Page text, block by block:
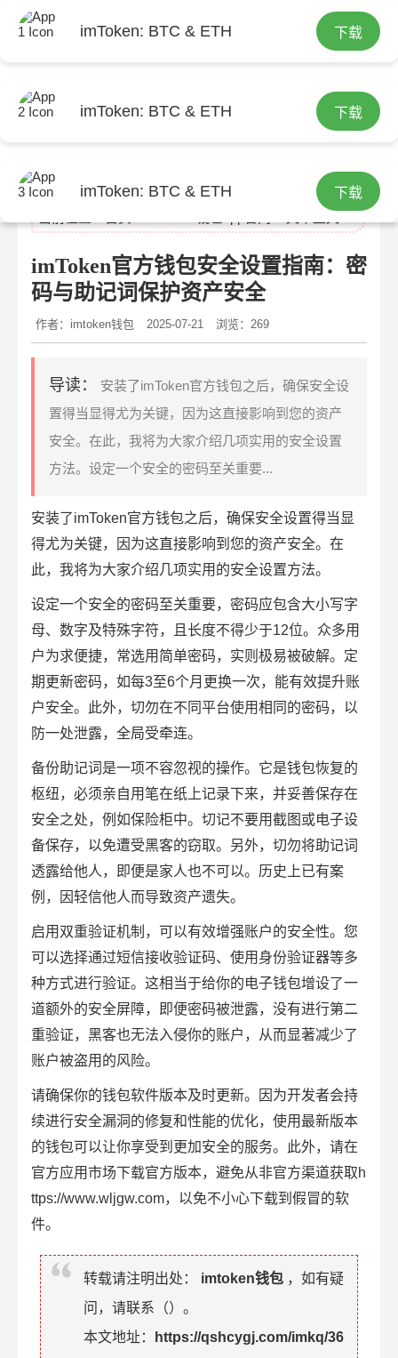
imToken: BTC & ETH 下载
imToken: BTC & ETH 下载
imToken: BTC & ETH 下载
imToken官方钱包安全设置指南：密
码与助记词保护资产安全
作者：imtoken钱包 2025-07-21 浏览：269
导读：
安装了imToken官方钱包之后，确保安全设
置得当显得尤为关键，因为这直接影响到您的资产
安全。在此，我将为大家介绍几项实用的安全设置
方法。设定一个安全的密码至关重要...
安装了imToken官方钱包之后，确保安全设置得当显
得尤为关键，因为这直接影响到您的资产安全。在
此，我将为大家介绍几项实用的安全设置方法。
设定一个安全的密码至关重要，密码应包含大小写字
母、数字及特殊字符，且长度不得少于12位。众多用
户为求便捷，常选用简单密码，实则极易被破解。定
期更新密码，如每3至6个月更换一次，能有效提升账
户安全。此外，切勿在不同平台使用相同的密码，以
防一处泄露，全局受牵连。
备份助记词是一项不容忽视的操作。它是钱包恢复的
枢纽，必须亲自用笔在纸上记录下来，并妥善保存在
安全之处，例如保险柜中。切记不要用截图或电子设
备保存，以免遭受黑客的窃取。另外，切勿将助记词
透露给他人，即便是家人也不可以。历史上已有案
例，因轻信他人而导致资产遗失。
启用双重验证机制，可以有效增强账户的安全性。您
可以选择通过短信接收验证码、使用身份验证器等多
种方式进行验证。这相当于给你的电子钱包增设了一
道额外的安全屏障，即便密码被泄露，没有进行第二
重验证，黑客也无法入侵你的账户，从而显著减少了
账户被盗用的风险。
请确保你的钱包软件版本及时更新。因为开发者会持
续进行安全漏洞的修复和性能的优化，使用最新版本
的钱包可以让你享受到更加安全的服务。此外，请在
官方应用市场下载官方版本，避免从非官方渠道获取h
ttps://www.wljgw.com，以免不小心下载到假冒的软
件。
转载请注明出处： imtoken钱包 ，如有疑
问，请联系（）。
本文地址：
https://qshcygj.com/imkq/36